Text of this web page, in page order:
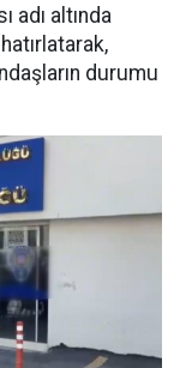
adı altında
durumu